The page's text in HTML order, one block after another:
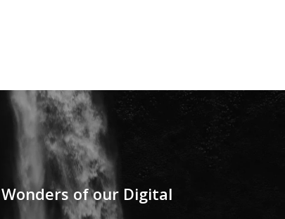
of our Digital